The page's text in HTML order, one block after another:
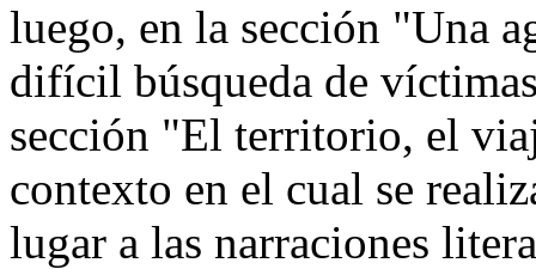
luego, en la sección "Una
difícil búsqueda de
sección "El territorio, el
contexto en el cual se
lugar a las narraciones